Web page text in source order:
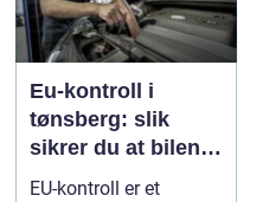
Eu-kontroll i
tønsberg: slik
sikrer du at bilen
går gjennom
EU-kontroll er et